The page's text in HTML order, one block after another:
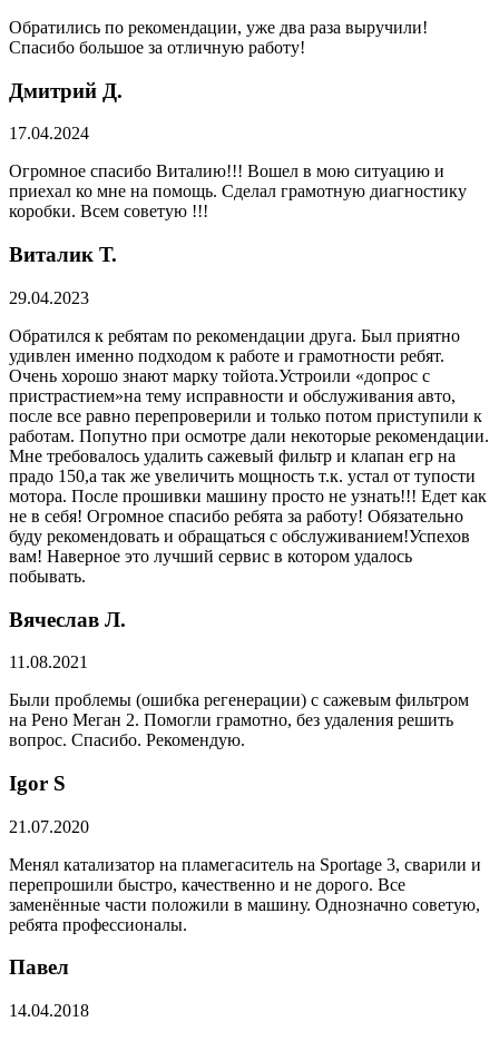
Обратились по рекомендации, уже два раза выручили!
Спасибо большое за отличную работу!
Дмитрий Д.
17.04.2024
Огромное спасибо Виталию!!! Вошел в мою ситуацию и
приехал ко мне на помощь. Сделал грамотную диагностику
коробки. Всем советую !!!
Виталик Т.
29.04.2023
Обратился к ребятам по рекомендации друга. Был приятно
удивлен именно подходом к работе и грамотности ребят.
Очень хорошо знают марку тойота.Устроили «допрос с
пристрастием»на тему исправности и обслуживания авто,
после все равно перепроверили и только потом приступили к
работам. Попутно при осмотре дали некоторые рекомендации.
Мне требовалось удалить сажевый фильтр и клапан егр на
прадо 150,а так же увеличить мощность т.к. устал от тупости
мотора. После прошивки машину просто не узнать!!! Едет как
не в себя! Огромное спасибо ребята за работу! Обязательно
буду рекомендовать и обращаться с обслуживанием!Успехов
вам! Наверное это лучший сервис в котором удалось
побывать.
Вячеслав Л.
11.08.2021
Были проблемы (ошибка регенерации) с сажевым фильтром
на Рено Меган 2. Помогли грамотно, без удаления решить
вопрос. Спасибо. Рекомендую.
​Igor S
21.07.2020
Менял катализатор на пламегаситель на Sportage 3, сварили и
перепрошили быстро, качественно и не дорого. Все
заменённые части положили в машину. Однозначно советую,
ребята профессионалы.
Павел
14.04.2018